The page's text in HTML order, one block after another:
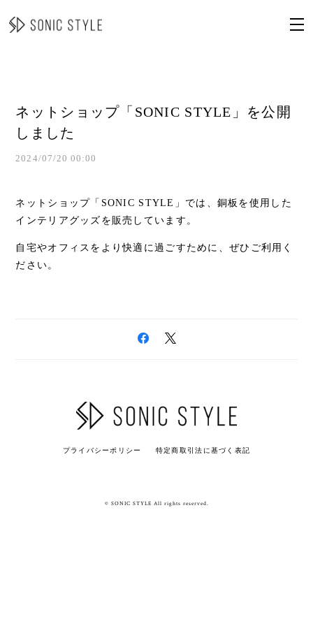
ネットショップ「SONIC STYLE」を公開
しました
2024/07/20 00:00
ネットショップ「SONIC STYLE」では、銅板を使用した
インテリアグッズを販売しています。
自宅やオフィスをより快適に過ごすために、ぜひご利用く
ださい。
プライバシーポリシー 特定商取引法に基づく表記
© SONIC STYLE All rights reserved.